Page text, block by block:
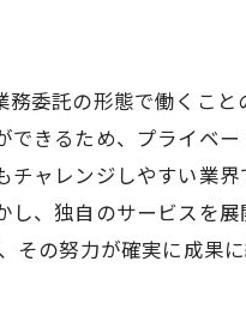
委託の形態で働くこ
きるため、プライベ
ャレンジしやすい業
、独自のサービスを
の努力が確実に成果